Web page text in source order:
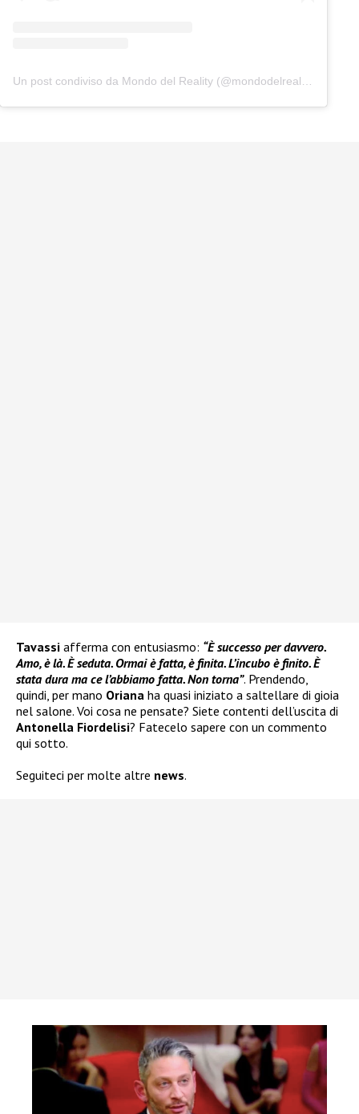
Tavassi afferma con entusiasmo: “È successo per davvero.
Amo, è là. È seduta. Ormai è fatta, è finita. L’incubo è finito. È
stata dura ma ce l’abbiamo fatta. Non torna”. Prendendo,
quindi, per mano Oriana ha quasi iniziato a saltellare di gioia
nel salone. Voi cosa ne pensate? Siete contenti dell’uscita di
Antonella Fiordelisi? Fatecelo sapere con un commento
qui sotto.
Seguiteci per molte altre news.